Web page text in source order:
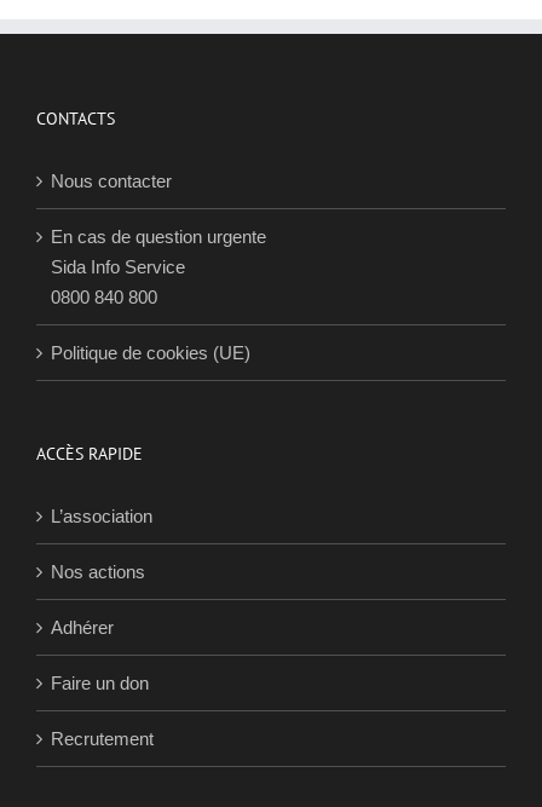
CONTACTS
Nous contacter
En cas de question urgente
Sida Info Service
0800 840 800
Politique de cookies (UE)
ACCÈS RAPIDE
L’association
Nos actions
Adhérer
Faire un don
Recrutement